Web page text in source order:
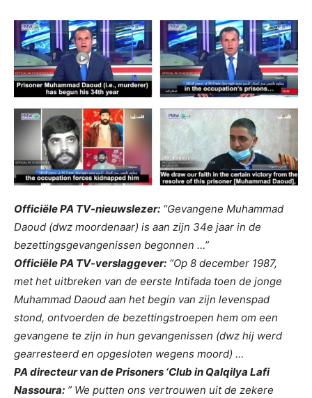
Officiële PA TV-nieuwslezer: “Gevangene Muhammad
Daoud (dwz moordenaar) is aan zijn 34e jaar in de
bezettingsgevangenissen begonnen …”
Officiële PA TV-verslaggever: “Op 8 december 1987,
met het uitbreken van de eerste Intifada toen de jonge
Muhammad Daoud aan het begin van zijn levenspad
stond, ontvoerden de bezettingstroepen hem om een ​​
gevangene te zijn in hun gevangenissen (dwz hij werd
gearresteerd en opgesloten wegens moord) …
PA directeur van de Prisoners ‘Club in Qalqilya Lafi
Nassoura: ” We putten ons vertrouwen uit de zekere